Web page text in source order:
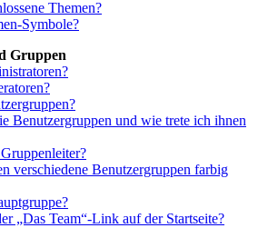
Themen?
Symbole?
Gruppen
Benutzergruppen und wie trete ich ihnen
verschiedene Benutzergruppen farbig
„Das Team“-Link auf der Startseite?